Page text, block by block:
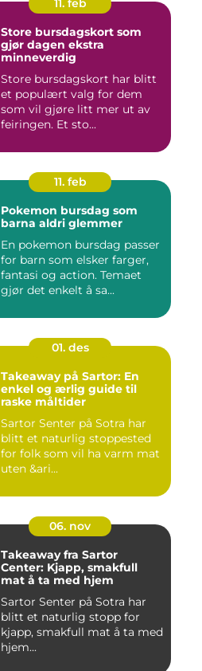
11. feb
Store bursdagskort som
gjør dagen ekstra
minneverdig
Store bursdagskort har blitt
et populært valg for dem
som vil gjøre litt mer ut av
feiringen. Et sto...
11. feb
Pokemon bursdag som
barna aldri glemmer
En pokemon bursdag passer
for barn som elsker farger,
fantasi og action. Temaet
gjør det enkelt å sa...
01. des
Takeaway på Sartor: En
enkel og ærlig guide til
raske måltider
Sartor Senter på Sotra har
blitt et naturlig stoppested
for folk som vil ha varm mat
uten &ari...
06. nov
Takeaway fra Sartor
Center: Kjapp, smakfull
mat å ta med hjem
Sartor Senter på Sotra har
blitt et naturlig stopp for
kjapp, smakfull mat å ta med
hjem...